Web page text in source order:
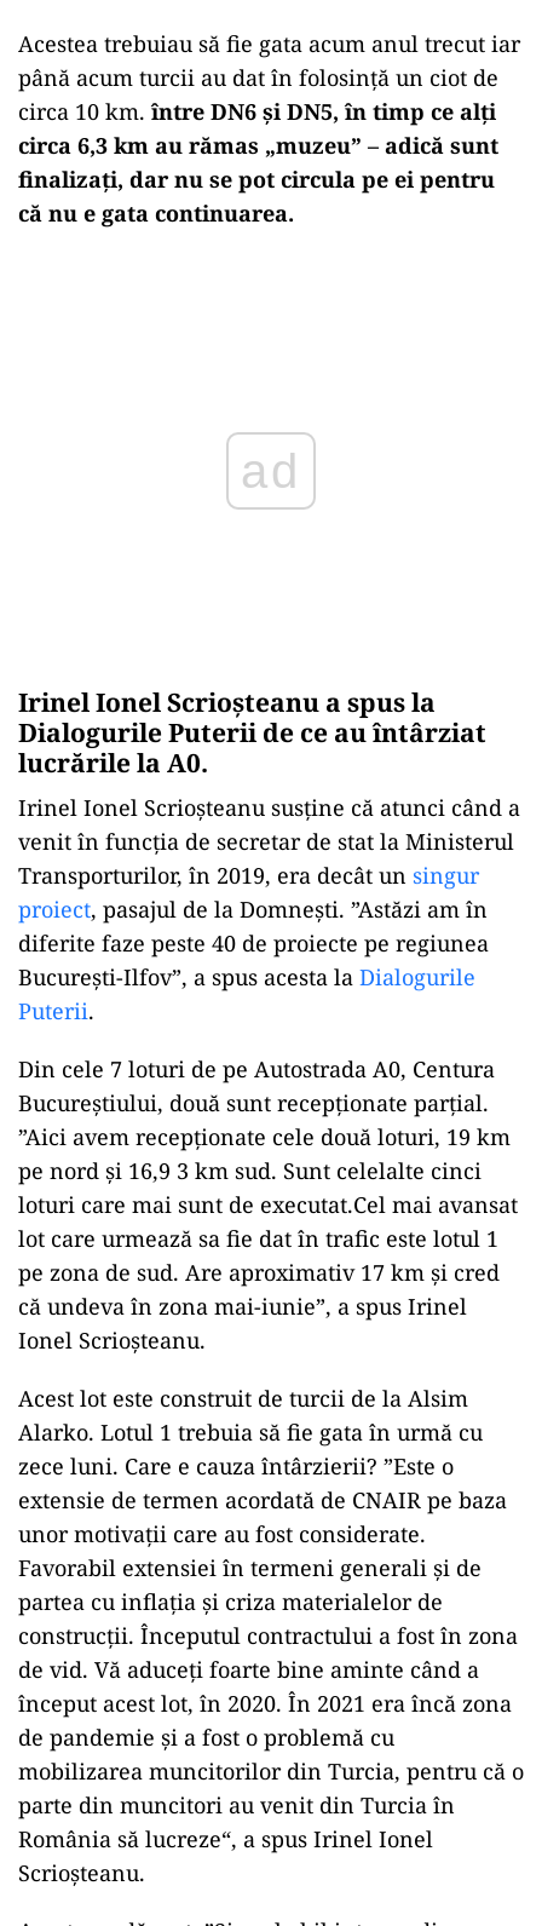
Acestea trebuiau să fie gata acum anul trecut iar
până acum turcii au dat în folosință un ciot de
circa 10 km. între DN6 și DN5, în timp ce alți
circa 6,3 km au rămas „muzeu” – adică sunt
finalizați, dar nu se pot circula pe ei pentru
că nu e gata continuarea.
ad
Irinel Ionel Scrioșteanu a spus la
Dialogurile Puterii de ce au întârziat
lucrările la A0.
Irinel Ionel Scrioșteanu susține că atunci când a
venit în funcția de secretar de stat la Ministerul
Transporturilor, în 2019, era decât un singur
proiect, pasajul de la Domnești. ”Astăzi am în
diferite faze peste 40 de proiecte pe regiunea
București-Ilfov”, a spus acesta la Dialogurile
Puterii.
Din cele 7 loturi de pe Autostrada A0, Centura
Bucureștiului, două sunt recepționate parțial.
”Aici avem recepționate cele două loturi, 19 km
pe nord și 16,9 3 km sud. Sunt celelalte cinci
loturi care mai sunt de executat.Cel mai avansat
lot care urmează sa fie dat în trafic este lotul 1
pe zona de sud. Are aproximativ 17 km și cred
că undeva în zona mai-iunie”, a spus Irinel
Ionel Scrioșteanu.
Acest lot este construit de turcii de la Alsim
Alarko. Lotul 1 trebuia să fie gata în urmă cu
zece luni. Care e cauza întârzierii? ”Este o
extensie de termen acordată de CNAIR pe baza
unor motivații care au fost considerate.
Favorabil extensiei în termeni generali și de
partea cu inflația și criza materialelor de
construcții. Începutul contractului a fost în zona
de vid. Vă aduceți foarte bine aminte când a
început acest lot, în 2020. În 2021 era încă zona
de pandemie și a fost o problemă cu
mobilizarea muncitorilor din Turcia, pentru că o
parte din muncitori au venit din Turcia în
România să lucreze“, a spus Irinel Ionel
Scrioșteanu.